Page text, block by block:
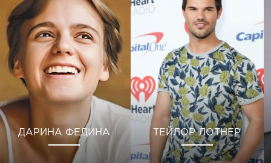
ДАРИНА ФЕДИНА ТЕЙЛОР ЛОТНЕР